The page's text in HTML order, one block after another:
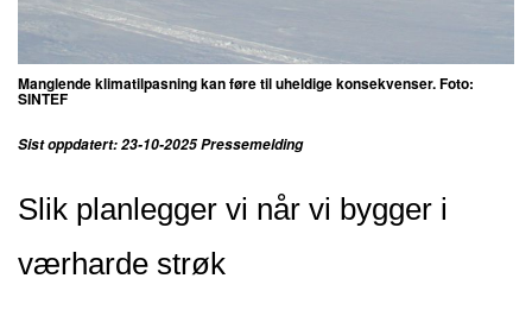
Manglende klimatilpasning kan føre til uheldige konsekvenser. Foto:
SINTEF
Sist oppdatert: 23-10-2025 Pressemelding
Slik planlegger vi når vi bygger i
værharde strøk